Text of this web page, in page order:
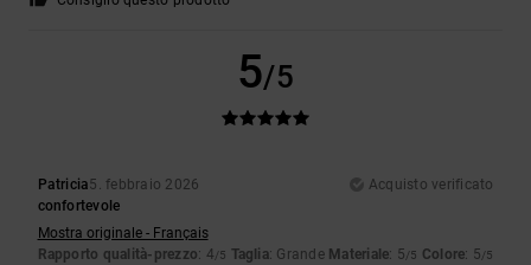
5/5
Patricia5. febbraio 2026
Acquisto verificato
confortevole
Mostra originale - Français
Rapporto qualità-prezzo: 4/5 Taglia: Grande Materiale: 5/5 Colore: 5/5